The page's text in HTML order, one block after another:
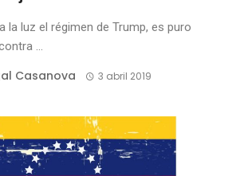
la luz el régimen de Trump, es puro
...
Casanova 3 abril 2019